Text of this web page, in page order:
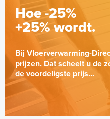
Hoe -25%
+25% wordt.
Bij Vloerverwarming-
prijzen. Dat scheelt u de
de voordeligste prijs...